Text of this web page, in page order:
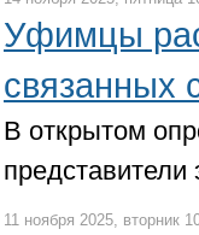
Уфимцы
связанных
В открытом
представители
11 ноября 2025, вторник